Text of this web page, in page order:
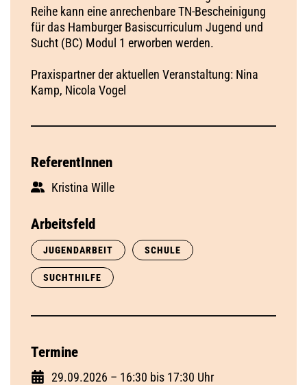
Reihe kann eine anrechenbare TN-Bescheinigung
für das Hamburger Basiscurriculum Jugend und
Sucht (BC) Modul 1 erworben werden.
Praxispartner der aktuellen Veranstaltung: Nina
Kamp, Nicola Vogel
ReferentInnen
Kristina Wille
Arbeitsfeld
JUGENDARBEIT SCHULE
SUCHTHILFE
Termine
29.09.2026 – 16:30 bis 17:30 Uhr